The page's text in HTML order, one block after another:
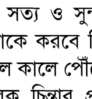
সত্য ও
করবে
কালে